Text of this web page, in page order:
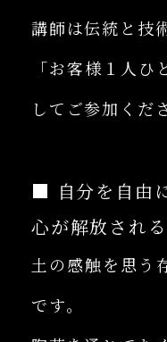
講師は伝統と技
「お客様１人
してご参加くだ
■ 自分を自由
心が解放され
土の感触を思う
です。